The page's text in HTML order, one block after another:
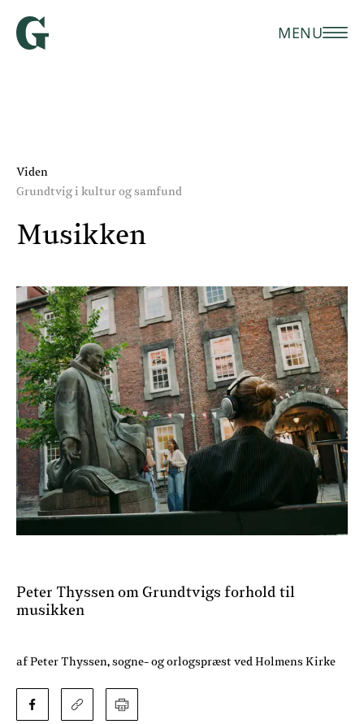
MENU
Viden
Grundtvig i kultur og samfund
Musikken
af Peter Thyssen, sogne- og orlogspræst ved Holmens Kirke
Peter Thyssen om Grundtvigs forhold til
musikken